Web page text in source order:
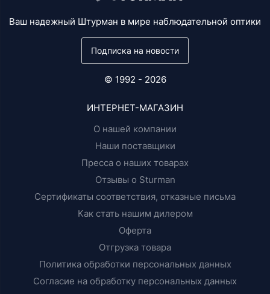
Ваш надежный Штурман в мире наблюдательной оптики
Подписка на новости
© 1992 - 2026
ИНТЕРНЕТ-МАГАЗИН
О нашей компании
Наши поставщики
Пресса о наших товарах
Отзывы о Sturman
Сертификаты соответствия, отказные письма
Как стать нашим дилером
Оферта
Отгрузка товара
Политика обработки персональных данных
Согласие на обработку персональных данных